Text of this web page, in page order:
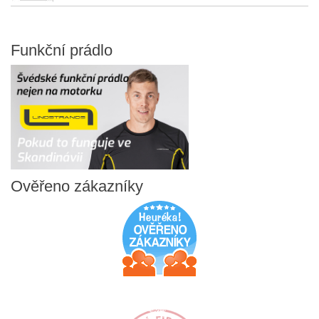
Funkční prádlo
Ověřeno zákazníky